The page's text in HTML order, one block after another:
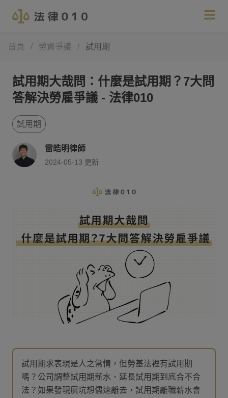
首頁 / 勞資爭議 / 試用期
試用期大哉問：什麼是試用期？7大問
答解決勞雇爭議 - 法律010
試用期
雷皓明律師
2024-05-13 更新
試用期求表現是人之常情，但勞基法裡有試用期
嗎？公司調整試用期薪水、延長試用期到底合不合
法？如果發現屎坑想儘速離去，試用期離職薪水會